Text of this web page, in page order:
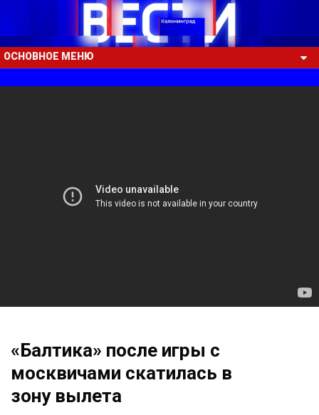
ОСНОВНОЕ МЕНЮ
«Балтика» после игры с
москвичами скатилась в
зону вылета